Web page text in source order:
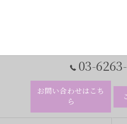
03-
お問い合わせはこち
ら